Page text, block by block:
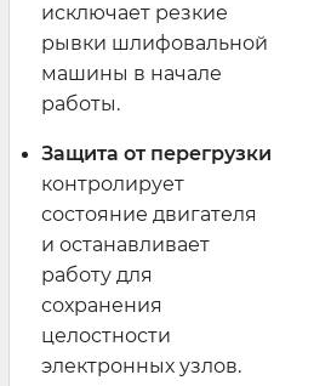
исключает резкие
рывки шлифовальной
машины в начале
работы.
Защита от перегрузки
контролирует
состояние двигателя
и останавливает
работу для
сохранения
целостности
электронных узлов.